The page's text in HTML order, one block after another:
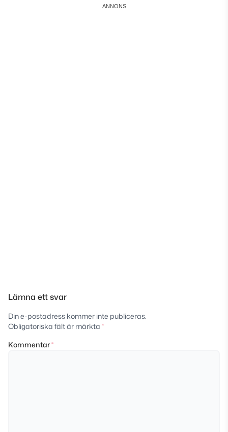
Lämna ett svar
Din e-postadress kommer inte publiceras.
Obligatoriska fält är märkta *
Kommentar*